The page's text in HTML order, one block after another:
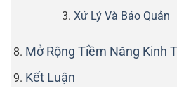
Xử Lý Và Bảo Quản
Mở Rộng Tiềm Năng Kinh
Kết Luận